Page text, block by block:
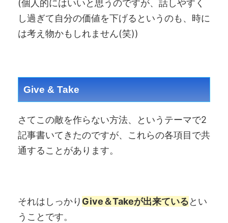
(個人的にはいいと思うのですが、話しやすく
し過ぎて自分の価値を下げるというのも、時に
は考え物かもしれません(笑))
Give & Take
さてこの敵を作らない方法、というテーマで2
記事書いてきたのですが、これらの各項目で共
通することがあります。
それはしっかり Give＆Takeが出来ているとい
うことです。